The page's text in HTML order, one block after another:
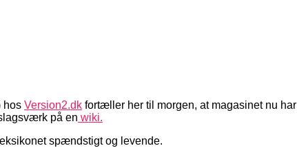
hos Version2.dk fortæller her til morgen, at magasinet nu har
på en wiki.
spændstigt og levende.